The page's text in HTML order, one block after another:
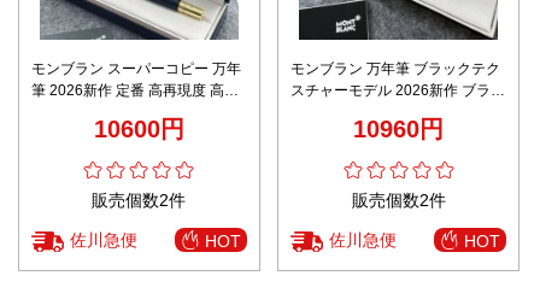
モンブラン スーパーコピー 万年
筆 2026新作 定番 高再現度 高級
刻印 安心サイト10600円
販売個数2件
佐川急便 HOT
モンブラン 万年筆 ブラックテク
スチャーモデル 2026新作 ブラン
る質感 精巧仕上げ 限定入荷
10960円
販売個数2件
佐川急便 HOT